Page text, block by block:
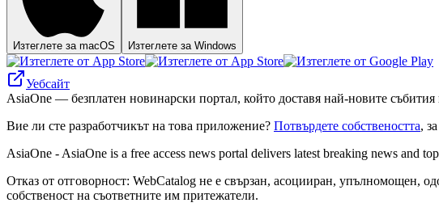
Изтеглете за macOS Изтеглете за Windows
Уебсайт
AsiaOne — безплатен новинарски портал, който доставя най-новите
Вие ли сте разработчикът на това приложение? Потвърдете собствеността,
AsiaOne - AsiaOne is a free access news portal delivers latest breaking news and
Отказ от отговорност: WebCatalog не е свързан, асоцииран, упълномощен,
собственост на съответните им притежатели.